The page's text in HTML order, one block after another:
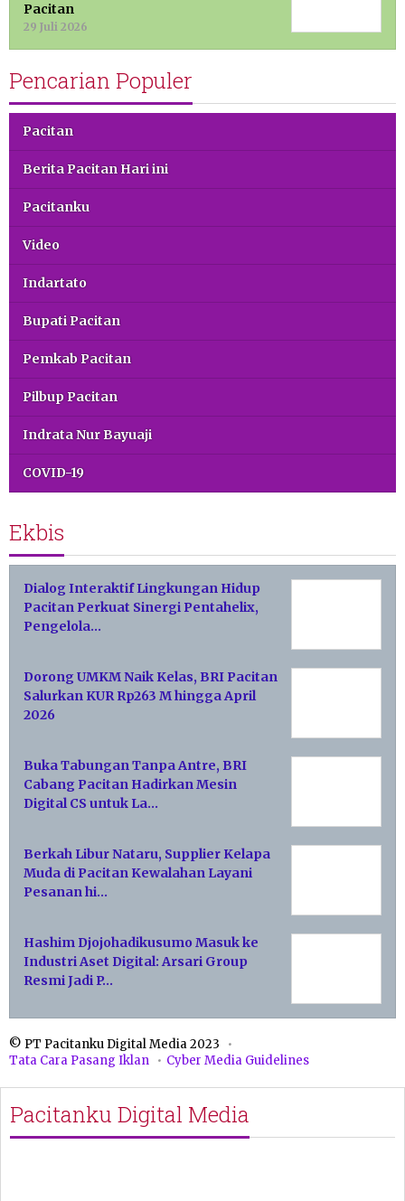
Pacitan
29 Juli 2026
Pencarian Populer
Pacitan
Berita Pacitan Hari ini
Pacitanku
Video
Indartato
Bupati Pacitan
Pemkab Pacitan
Pilbup Pacitan
Indrata Nur Bayuaji
COVID-19
Ekbis
Dialog Interaktif Lingkungan Hidup
Pacitan Perkuat Sinergi Pentahelix,
Pengelola…
Dorong UMKM Naik Kelas, BRI Pacitan
Salurkan KUR Rp263 M hingga April
2026
Buka Tabungan Tanpa Antre, BRI
Cabang Pacitan Hadirkan Mesin
Digital CS untuk La…
Berkah Libur Nataru, Supplier Kelapa
Muda di Pacitan Kewalahan Layani
Pesanan hi…
Hashim Djojohadikusumo Masuk ke
Industri Aset Digital: Arsari Group
Resmi Jadi P…
© PT Pacitanku Digital Media 2023
Tata Cara Pasang Iklan
Cyber Media Guidelines
Pacitanku Digital Media